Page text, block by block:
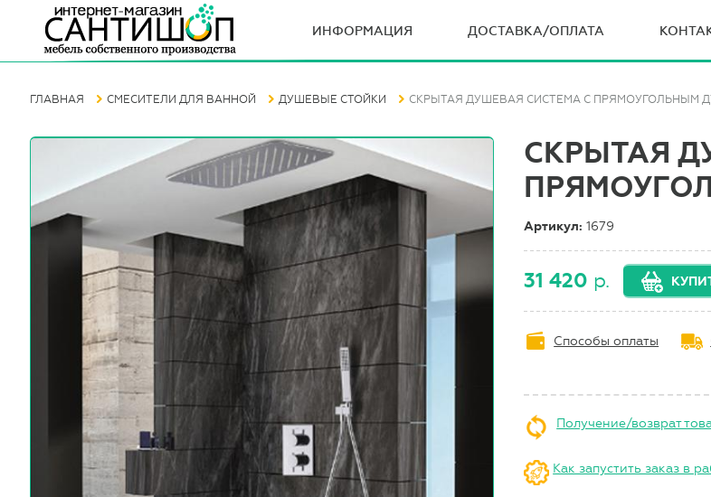
ИНФОРМАЦИЯ ДОСТАВКА/ОПЛАТА
ГЛАВНАЯ СМЕСИТЕЛИ ДЛЯ ВАННОЙ ДУШЕВЫЕ СТОЙКИ СКРЫТАЯ ДУШЕВАЯ СИСТЕМА С ПРЯМОУГОЛЬНЫМ
СКРЫТАЯ
Артикул:1679
31 420 р.
Способы оплаты
Получение/возврат
Как запустить заказ в